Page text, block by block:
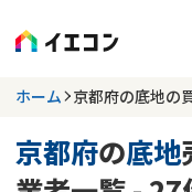
訳あり物件に
京都府
ホーム 京都府の底地の
京都府の底地